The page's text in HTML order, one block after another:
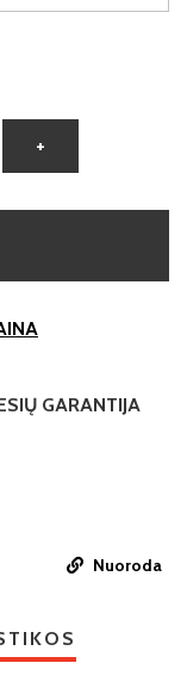
+
GARANTIJA
Nuoroda